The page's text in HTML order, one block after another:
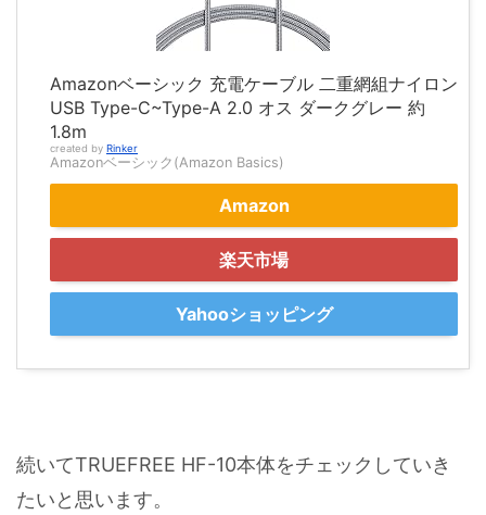
Amazonベーシック 充電ケーブル 二重網組ナイロン
USB Type-C~Type-A 2.0 オス ダークグレー 約
1.8m
created by Rinker
Amazonベーシック(Amazon Basics)
Amazon
楽天市場
Yahooショッピング
続いてTRUEFREE HF-10本体をチェックしていき
たいと思います。